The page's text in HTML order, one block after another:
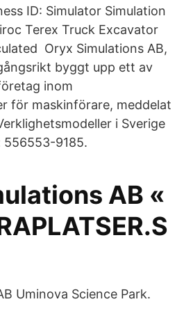
ID: Simulator Simulation
Terex Truck Excavator
Oryx Simulations AB,
byggt upp ett av
inom
för maskinförare, meddelat
i Sverige
556553-9185.
AB «
Uminova Science Park.